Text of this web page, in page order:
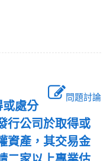
問題討論
或處分
行公司於取得或
資產，其交易金